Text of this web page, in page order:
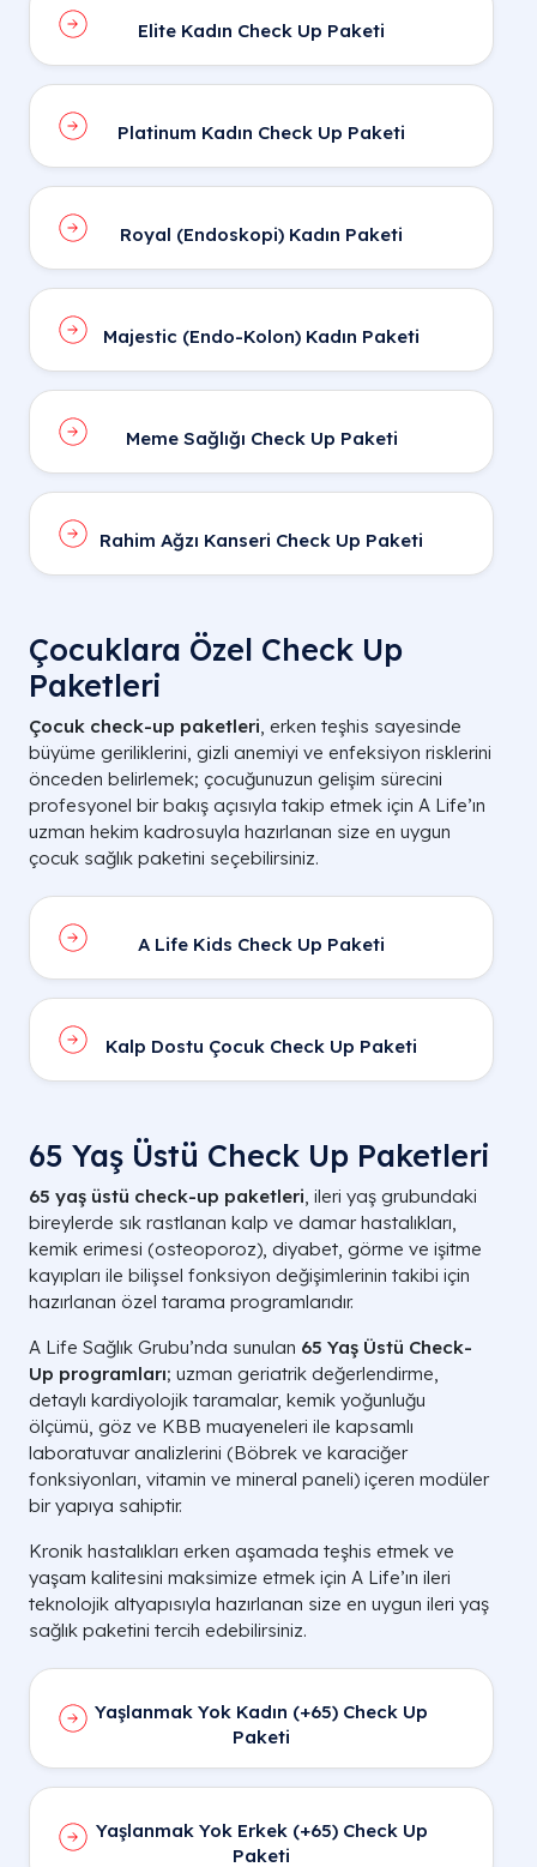
Elite Kadın Check Up Paketi
Platinum Kadın Check Up Paketi
Royal (Endoskopi) Kadın Paketi
Majestic (Endo-Kolon) Kadın Paketi
Meme Sağlığı Check Up Paketi
Rahim Ağzı Kanseri Check Up Paketi
Çocuklara Özel Check Up
Paketleri
Çocuk check-up paketleri, erken teşhis sayesinde
büyüme geriliklerini, gizli anemiyi ve enfeksiyon risklerini
önceden belirlemek; çocuğunuzun gelişim sürecini
profesyonel bir bakış açısıyla takip etmek için A Life’ın
uzman hekim kadrosuyla hazırlanan size en uygun
çocuk sağlık paketini seçebilirsiniz.
A Life Kids Check Up Paketi
Kalp Dostu Çocuk Check Up Paketi
65 Yaş Üstü Check Up Paketleri
65 yaş üstü check-up paketleri, ileri yaş grubundaki
bireylerde sık rastlanan kalp ve damar hastalıkları,
kemik erimesi (osteoporoz), diyabet, görme ve işitme
kayıpları ile bilişsel fonksiyon değişimlerinin takibi için
hazırlanan özel tarama programlarıdır.
A Life Sağlık Grubu’nda sunulan 65 Yaş Üstü Check-
Up programları; uzman geriatrik değerlendirme,
detaylı kardiyolojik taramalar, kemik yoğunluğu
ölçümü, göz ve KBB muayeneleri ile kapsamlı
laboratuvar analizlerini (Böbrek ve karaciğer
fonksiyonları, vitamin ve mineral paneli) içeren modüler
bir yapıya sahiptir.
Kronik hastalıkları erken aşamada teşhis etmek ve
yaşam kalitesini maksimize etmek için A Life’ın ileri
teknolojik altyapısıyla hazırlanan size en uygun ileri yaş
sağlık paketini tercih edebilirsiniz.
Yaşlanmak Yok Kadın (+65) Check Up
Paketi
Yaşlanmak Yok Erkek (+65) Check Up
Paketi